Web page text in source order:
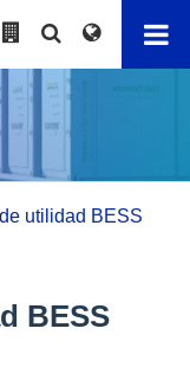
utilidad BESS
BESS